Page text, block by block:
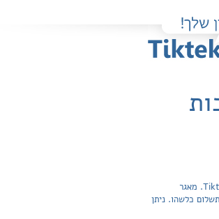
פה תוכלו למצוא בקלות ובחינם פתרונות מלאים ותשובות מפורטות לשאלות מהספר ספרות לחטיבה העליונה / ליון בוקס שהועלו על ידי חברי קהילת הפותרים של Tiktek. מאגר
או תשלום כלשהו. ניתן